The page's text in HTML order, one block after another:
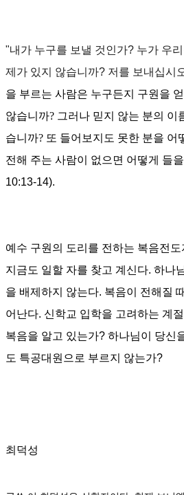
"내가 누구를 보낼 것인가? 누가 우
제가 있지 않습니까? 저를 보내십시
을 부르는 사람은 누구든지 구원을
않습니까? 그러나 믿지 않는 분의 이
습니까? 또 들어보지도 못한 분을 어
전해 주는 사람이 없으면 어떻게 들
10:13-14).
예수 구원의 도리를 전하는 복음전
지금도 일할 자를 찾고 계신다. 하나
을 배제하지 않는다. 복음이 전해질
어난다. 신학교 입학을 고려하는 계
복음을 알고 있는가? 하나님이 당신
도 특공대원으로 부르지 않는가?
최덕성